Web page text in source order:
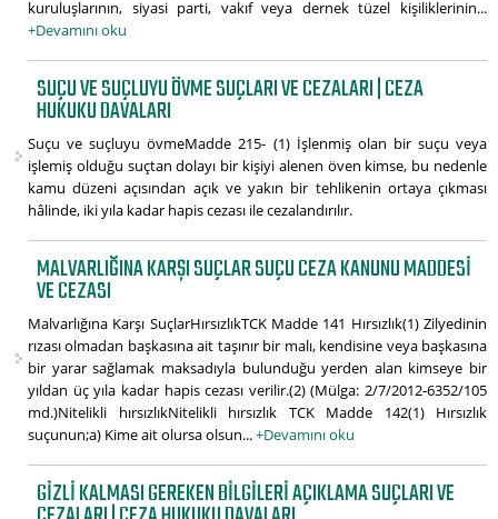
kuruluşlarının, siyasi parti, vakıf veya dernek tüzel kişiliklerinin...
+Devamını oku
SUÇU VE SUÇLUYU ÖVME SUÇLARI VE CEZALARI | CEZA
HUKUKU DAVALARI
Suçu ve suçluyu övmeMadde 215- (1) İşlenmiş olan bir suçu veya
işlemiş olduğu suçtan dolayı bir kişiyi alenen öven kimse, bu nedenle
kamu düzeni açısından açık ve yakın bir tehlikenin ortaya çıkması
hâlinde, iki yıla kadar hapis cezası ile cezalandırılır.
MALVARLIĞINA KARŞI SUÇLAR SUÇU CEZA KANUNU MADDESI
VE CEZASI
Malvarlığına Karşı SuçlarHırsızlıkTCK Madde 141 Hırsızlık(1) Zilyedinin
rızası olmadan başkasına ait taşınır bir malı, kendisine veya başkasına
bir yarar sağlamak maksadıyla bulunduğu yerden alan kimseye bir
yıldan üç yıla kadar hapis cezası verilir.(2) (Mülga: 2/7/2012-6352/105
md.)Nitelikli hırsızlıkNitelikli hırsızlık TCK Madde 142(1) Hırsızlık
suçunun;a) Kime ait olursa olsun...+Devamını oku
GIZLI KALMASI GEREKEN BILGILERI AÇIKLAMA SUÇLARI VE